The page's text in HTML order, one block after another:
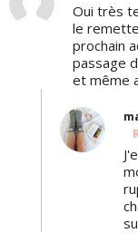
Oui très
le
prochain
passage
et même